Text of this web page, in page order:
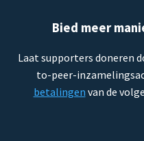
Bied meer
Laat supporters doneren
to-peer-
betalingen van de